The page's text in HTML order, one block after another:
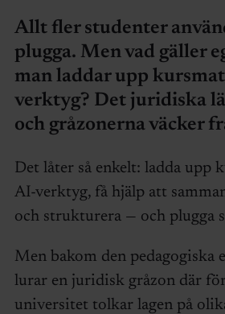
Allt fler studenter
plugga. Men vad gäller
man laddar upp
verktyg? Det juridiska
och gråzonerna väcker
Det låter så enkelt: ladda upp
AI-verktyg, få hjälp att
och strukturera — och plugga
Men bakom den pedagogiska
lurar en juridisk gråzon där
universitet tolkar lagen på